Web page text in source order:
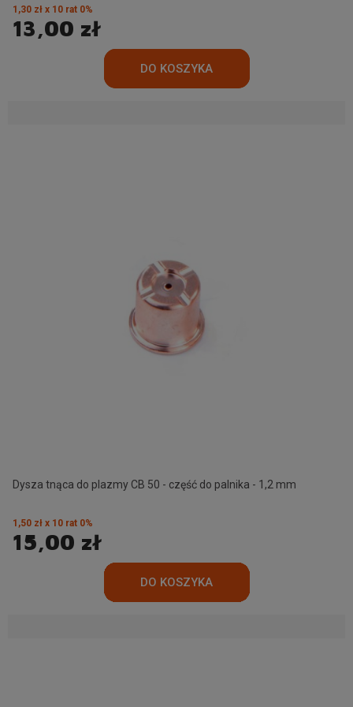
13,00 zł
1,30 zł x 10 rat 0%
Dysza tnąca do plazmy CB 50 - część do palnika - 1,2 mm
15,00 zł
1,50 zł x 10 rat 0%